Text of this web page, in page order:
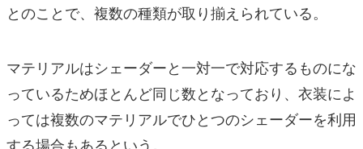
とのことで、複数の種類が取り揃えられている。
マテリアルはシェーダーと一対一で対応するものにな
っているためほとんど同じ数となっており、衣装によ
っては複数のマテリアルでひとつのシェーダーを利用
する場合もあるという。